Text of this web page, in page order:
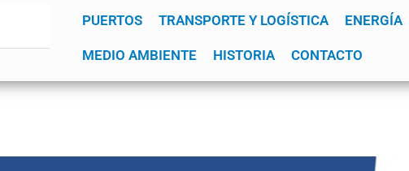
PUERTOS TRANSPORTE Y LOGÍSTICA ENERGÍA
MEDIO AMBIENTE HISTORIA CONTACTO
YPF GNL Mar del Plata Patagonia Quequén
políticas de